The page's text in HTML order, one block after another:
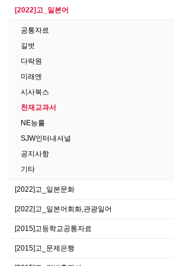
[2022]고_일본어
공통자료
길벗
다락원
미래엔
시사북스
천재교과서
NE능률
SJW인터내셔널
공지사항
기타
[2022]고_일본문화
[2022]고_일본어회화,관광일어
[2015]고등학교공통자료
[2015]고_문제은행